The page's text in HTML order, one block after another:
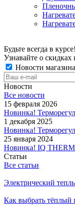
Будьте всегда в курсе!
Узнавайте о
Новости магазина
Новости
Все новости
15 февраля 2026
Новинка!
1 декабря 2025
Новинка!
25 января 2024
Новинка! IQ
Статьи
Все статьи
Электрический
Как выбрать тёплый